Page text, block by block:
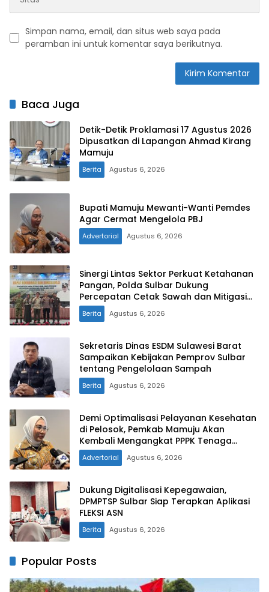
Simpan nama, email, dan situs web saya pada
peramban ini untuk komentar saya berikutnya.
Baca Juga
Detik-Detik Proklamasi 17 Agustus 2026
Dipusatkan di Lapangan Ahmad Kirang
Berita Agustus 6, 2026
Bupati Mamuju Mewanti-Wanti Pemdes
Agar Cermat Mengelola PBJ
Advertorial Agustus 6, 2026
Sinergi Lintas Sektor Perkuat Ketahanan
Pangan, Polda Sulbar Dukung
Percepatan Cetak Sawah dan Mitigasi
Kekeringan
Berita Agustus 6, 2026
Sekretaris Dinas ESDM Sulawesi Barat
Sampaikan Kebijakan Pemprov Sulbar
Berita Agustus 6, 2026
Demi Optimalisasi Pelayanan Kesehatan
di Pelosok, Pemkab Mamuju Akan
Kembali Mengangkat PPPK Tenaga
Kesehatan
Advertorial Agustus 6, 2026
Dukung Digitalisasi Kepegawaian,
DPMPTSP Sulbar Siap Terapkan Aplikasi
FLEKSI ASN
Berita Agustus 6, 2026
Popular Posts